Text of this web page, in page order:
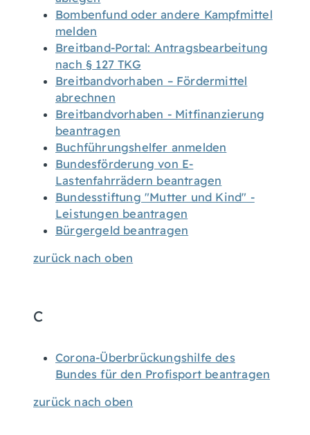
Bombenfund oder andere Kampfmittel
melden
Breitband-Portal: Antragsbearbeitung
nach § 127 TKG
Breitbandvorhaben – Fördermittel
abrechnen
Breitbandvorhaben - Mitfinanzierung
beantragen
Buchführungshelfer anmelden
Bundesförderung von E-
Lastenfahrrädern beantragen
Bundesstiftung "Mutter und Kind" -
Leistungen beantragen
Bürgergeld beantragen
zurück nach oben
C
Corona-Überbrückungshilfe des
Bundes für den Profisport beantragen
zurück nach oben